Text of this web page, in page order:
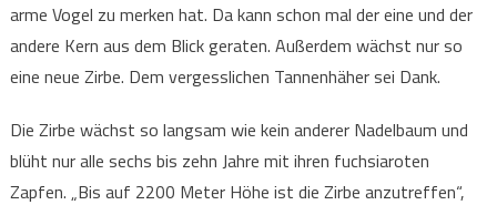
arme Vogel zu merken hat. Da kann schon mal der eine und der
andere Kern aus dem Blick geraten. Außerdem wächst nur so
eine neue Zirbe. Dem vergesslichen Tannenhäher sei Dank.
Die Zirbe wächst so langsam wie kein anderer Nadelbaum und
blüht nur alle sechs bis zehn Jahre mit ihren fuchsiaroten
Zapfen. „Bis auf 2200 Meter Höhe ist die Zirbe anzutreffen“,